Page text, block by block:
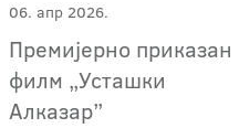
06. апр 2026.
Премијерно приказан
филм „Усташки
Алказар”